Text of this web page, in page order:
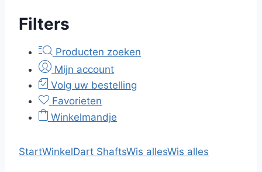
Filters
Producten zoeken
Mijn account
Volg uw bestelling
Favorieten
Winkelmandje
StartWinkelDart ShaftsWis allesWis alles